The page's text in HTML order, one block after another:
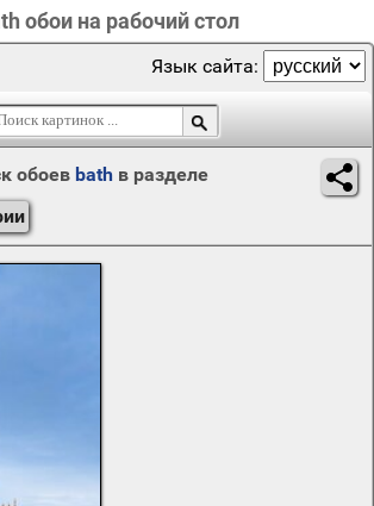
обои на рабочий стол
Язык сайта:
обоев bath в разделе